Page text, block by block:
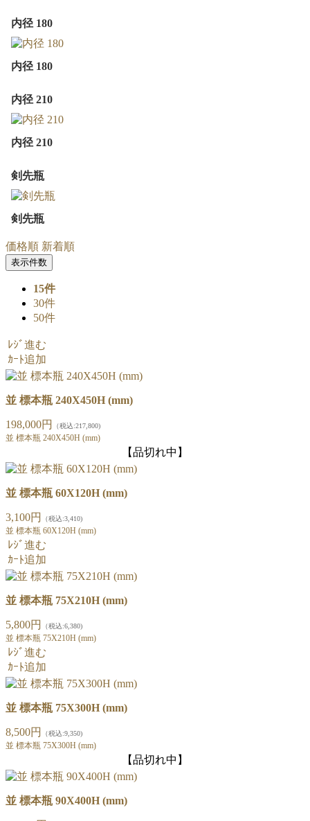
内径 180
内径 180
内径 210
内径 210
剣先瓶
剣先瓶
価格順 新着順
表示件数
15件
30件
50件
ﾚｼﾞ進む
ｶｰﾄ追加
並 標本瓶 240X450H (mm)
198,000円 （税込:217,800)
並 標本瓶 240X450H (mm)
【品切れ中】
並 標本瓶 60X120H (mm)
3,100円 （税込:3,410)
並 標本瓶 60X120H (mm)
ﾚｼﾞ進む
ｶｰﾄ追加
並 標本瓶 75X210H (mm)
5,800円 （税込:6,380)
並 標本瓶 75X210H (mm)
ﾚｼﾞ進む
ｶｰﾄ追加
並 標本瓶 75X300H (mm)
8,500円 （税込:9,350)
並 標本瓶 75X300H (mm)
【品切れ中】
並 標本瓶 90X400H (mm)